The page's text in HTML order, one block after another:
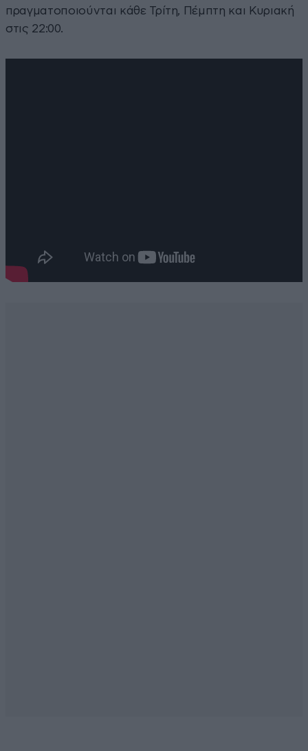
πραγματοποιούνται κάθε Τρίτη, Πέμπτη και Κυριακή
στις 22:00.